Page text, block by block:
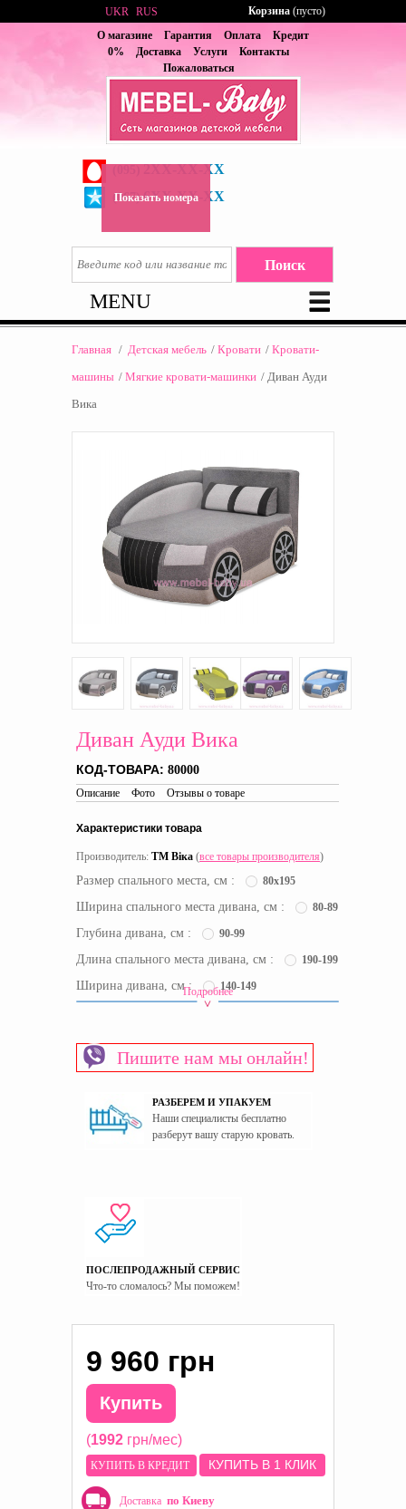
О магазине Гарантия Оплата
Кредит
0%
Доставка Услуги
Контакты
Пожаловаться
2XX-XX-XX
(067) 6XX-XX-XX
Показать номера
UKR RUS Корзина (пусто)
MENU
Главная / Детская мебель / Кровати / Кровати-
машины / Мягкие кровати-машинки / Диван Ауди
Вика
Диван Ауди Вика
КОД-ТОВАРА: 80000
Описание Фото Отзывы о товаре
Характеристики товара
Производитель: ТМ Віка (все товары производителя)
Размер спального места, см : 80х195
Ширина спального места дивана, см : 80-89
Глубина дивана, см : 90-99
Длина спального места дивана, см : 190-199
Ширина дивана, см : 140-149
Серый
Вид кровати-машинки
Мягкие кровати-машинки
Материал изготовления фасада Мягкая обивка
Ниши для белья
Пол Для мальчиков
Подробнее
Пишите нам мы онлайн!
РАЗБЕРЕМ И УПАКУЕМ
Наши специалисты бесплатно
разберут вашу старую кровать.
ПОСЛЕПРОДАЖНЫЙ СЕРВИС
Что-то сломалось? Мы поможем!
9 960 грн
Купить
(1992 грн/мес)
КУПИТЬ В КРЕДИТ КУПИТЬ В 1 КЛИК
Доставка по Киеву